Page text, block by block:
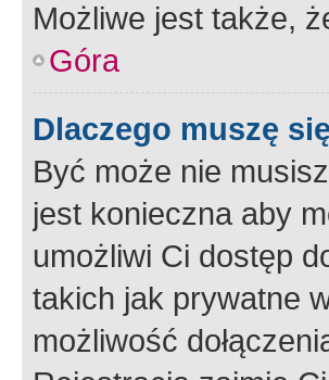
Możliwe jest także,
Góra
Dlaczego muszę
Być może nie
jest konieczna aby
umożliwi Ci dostęp
takich jak prywatne
możliwość